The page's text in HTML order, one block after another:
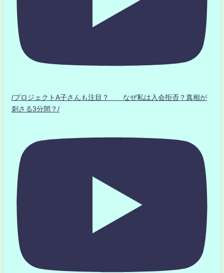
/プロジェクトA子さんも注目？ なぜ私は入会拒否？真相が
刺さる3分間？/